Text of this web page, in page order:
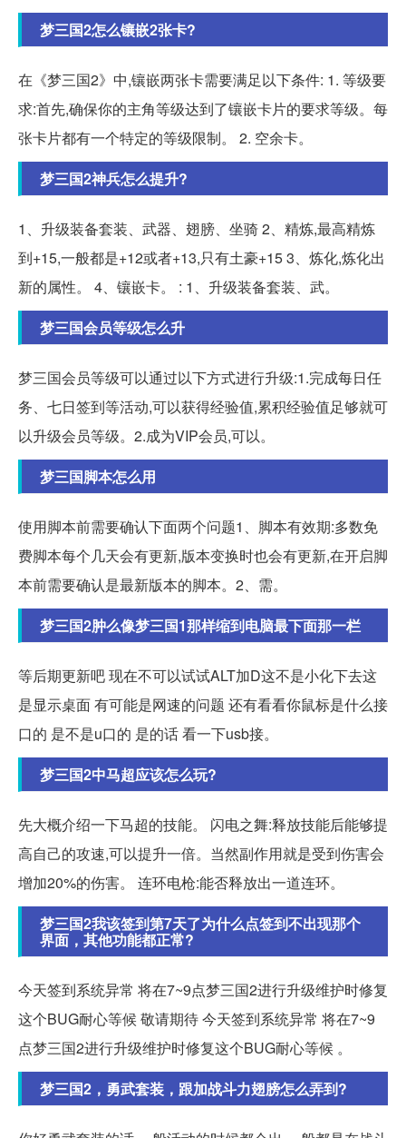
梦三国2怎么镶嵌2张卡?
在《梦三国2》中,镶嵌两张卡需要满足以下条件: 1. 等级要
求:首先,确保你的主角等级达到了镶嵌卡片的要求等级。每
张卡片都有一个特定的等级限制。 2. 空余卡。
梦三国2神兵怎么提升?
1、升级装备套装、武器、翅膀、坐骑 2、精炼,最高精炼
到+15,一般都是+12或者+13,只有土豪+15 3、炼化,炼化出
新的属性。 4、镶嵌卡。 : 1、升级装备套装、武。
梦三国会员等级怎么升
梦三国会员等级可以通过以下方式进行升级:1.完成每日任
务、七日签到等活动,可以获得经验值,累积经验值足够就可
以升级会员等级。2.成为VIP会员,可以。
梦三国脚本怎么用
使用脚本前需要确认下面两个问题1、脚本有效期:多数免
费脚本每个几天会有更新,版本变换时也会有更新,在开启脚
本前需要确认是最新版本的脚本。2、需。
梦三国2肿么像梦三国1那样缩到电脑最下面那一栏
等后期更新吧 现在不可以试试ALT加D这不是小化下去这
是显示桌面 有可能是网速的问题 还有看看你鼠标是什么接
口的 是不是u口的 是的话 看一下usb接。
梦三国2中马超应该怎么玩?
先大概介绍一下马超的技能。 闪电之舞:释放技能后能够提
高自己的攻速,可以提升一倍。当然副作用就是受到伤害会
增加20%的伤害。 连环电枪:能否释放出一道连环。
梦三国2我该签到第7天了为什么点签到不出现那个
界面，其他功能都正常?
今天签到系统异常 将在7~9点梦三国2进行升级维护时修复
这个BUG耐心等候 敬请期待 今天签到系统异常 将在7~9
点梦三国2进行升级维护时修复这个BUG耐心等候 。
梦三国2，勇武套装，跟加战斗力翅膀怎么弄到?